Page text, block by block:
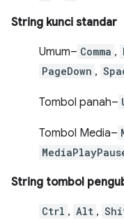
String kunci standar
Umum– Comma ,
PageDown ,
Tombol panah–
Tombol Media–
String tombol
Ctrl , Alt ,